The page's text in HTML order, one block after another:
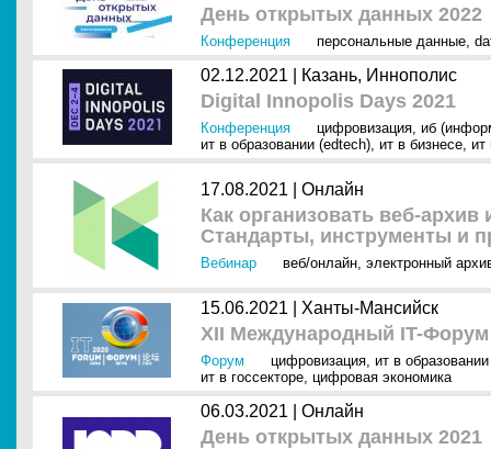
День открытых данных 2022
Конференция персональные данные,
02.12.2021 | Казань, Иннополис
Digital Innopolis Days 2021
Конференция цифровизация, иб
ит в образовании (edtech), ит в бизнесе, ит
17.08.2021 | Онлайн
Как организовать веб-
Стандарты, инструменты и
Вебинар веб/онлайн, электронный
15.06.2021 | Ханты-Мансийск
XII Международный IT-
Форум цифровизация, ит в
ит в госсекторе, цифровая экономика
06.03.2021 | Онлайн
День открытых данных 2021